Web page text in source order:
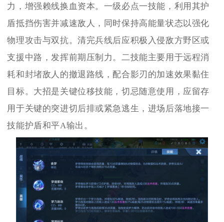
力，增强赖线换血资本。一级必点一技能，利用其护
盾抵挡伤害并减速敌人，同时保持高能量状态以强化
物理攻击与双抗。清完兵线后应积极入侵敌方野区或
支援中路，发挥前期压制力。二技能主要用于远程消
耗和封堵敌人的撤退路线，配合影刃的加速效果黏住
目标。大招是关键位移技能，切忌随意使用，应留存
用于关键的突进切后排或紧急逃生，进场后落地接一
技能护盾和平A输出。